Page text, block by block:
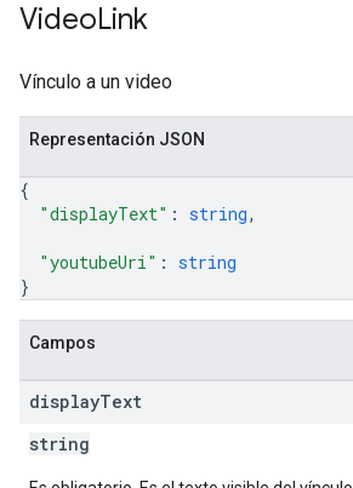
VideoLink
Vínculo a un video
Representación JSON
{
"displayText" : string,
"youtubeUri" : string
}
Campos
displayText
string